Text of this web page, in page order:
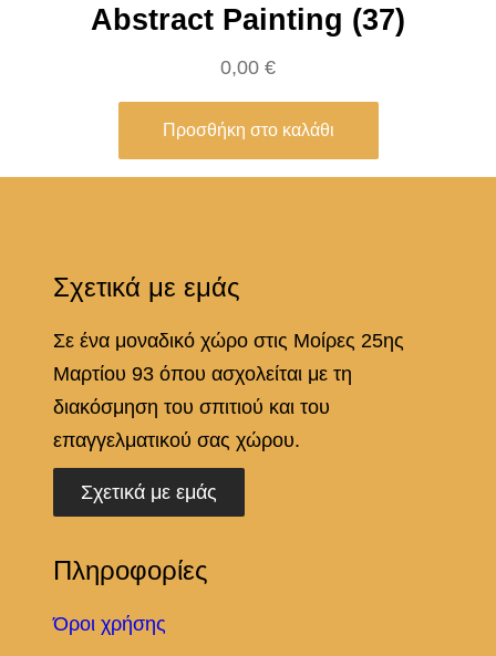
Abstract Painting (37)
0,00 €
Προσθήκη στο καλάθι
Σχετικά με εμάς
Σε ένα μοναδικό χώρο στις Μοίρες 25ης
Μαρτίου 93 όπου ασχολείται με τη
διακόσμηση του σπιτιού και του
επαγγελματικού σας χώρου.
Σχετικά με εμάς
Πληροφορίες
Όροι χρήσης